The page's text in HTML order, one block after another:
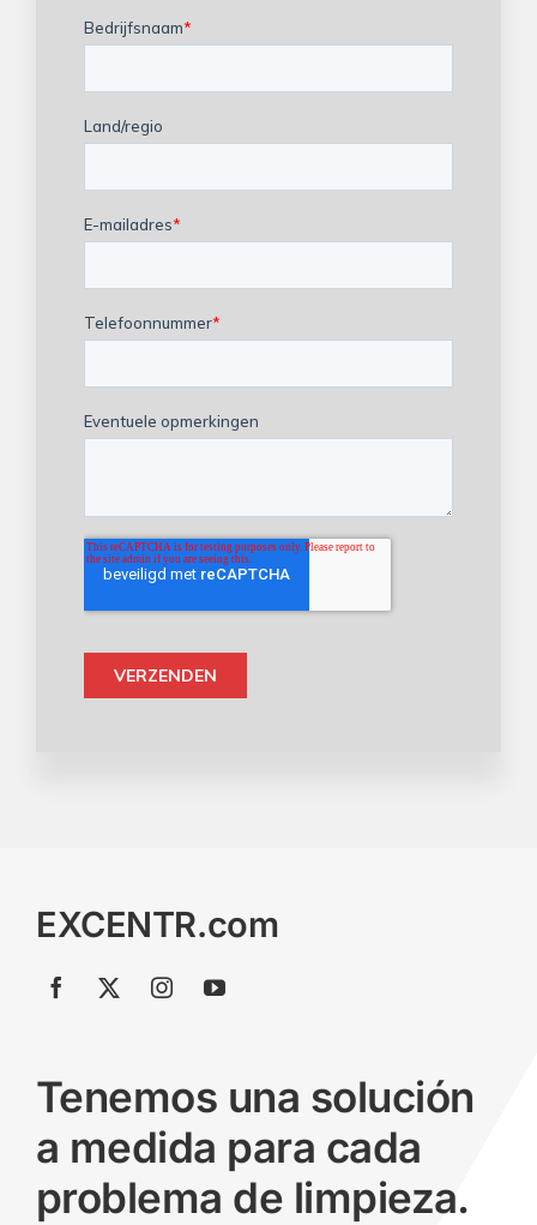
EXCENTR.com
Tenemos una solución
a medida para cada
problema de limpieza.